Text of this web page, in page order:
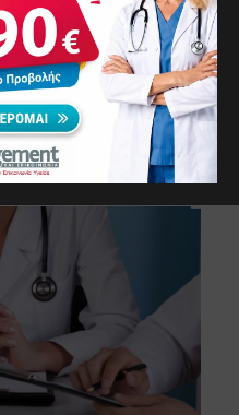
Πώς να Περάσετε από την